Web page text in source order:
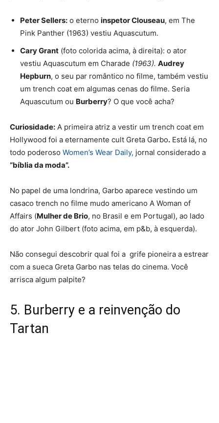
Peter Sellers: o eterno inspetor Clouseau, em The
Pink Panther (1963) vestiu Aquascutum.
Cary Grant (foto colorida acima, à direita): o ator
vestiu Aquascutum em Charade (1963). Audrey
Hepburn, o seu par romântico no filme, também vestiu
um trench coat em algumas cenas do filme. Seria
Aquascutum ou Burberry? O que você acha?
Curiosidade: A primeira atriz a vestir um trench coat em
Hollywood foi a eternamente cult Greta Garbo. Está lá, no
todo poderoso Women’s Wear Daily, jornal considerado a
“bíblia da moda”.
No papel de uma londrina, Garbo aparece vestindo um
casaco trench no filme mudo americano A Woman of
Affairs (Mulher de Brio, no Brasil e em Portugal), ao lado
do ator John Gilbert (foto acima, em p&b, à esquerda).
Não consegui descobrir qual foi a grife pioneira a estrear
com a sueca Greta Garbo nas telas do cinema. Você
arrisca algum palpite?
5. Burberry e a reinvenção do
Tartan